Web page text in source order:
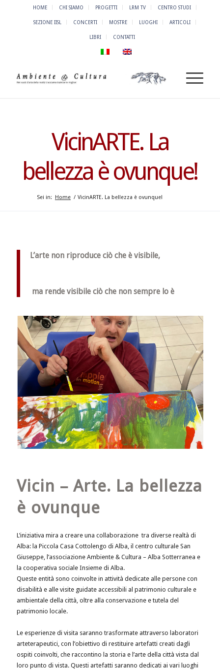
HOME CHI SIAMO PROGETTI LRM TV CENTRO STUDI
SEZIONE IISL CONCERTI MOSTRE LUOGHI ARTICOLI
LIBRI CONTATTI
VicinARTE. La
bellezza è ovunque!
Sei in: Home / VicinARTE. La bellezza è ovunque!
L’arte non riproduce ciò che è visibile,
ma rende visibile ciò che non sempre lo è
Vicin – Arte. La bellezza
è ovunque
L’iniziativa mira a creare una collaborazione tra diverse realtà di
Alba: la Piccola Casa Cottolengo di Alba, il centro culturale San
Giuseppe, l’associazione Ambiente & Cultura – Alba Sotterranea e
la cooperativa sociale Insieme di Alba.
Queste entità sono coinvolte in attività dedicate alle persone con
disabilità e alle visite guidate accessibili al patrimonio culturale e
ambientale della città, oltre alla conservazione e tutela del
patrimonio locale.
Le esperienze di visita saranno trasformate attraverso laboratori
arteterapeutici, con l’obiettivo di restituire artefatti creati dagli
ospiti coinvolti, che raccontino la storia e l’arte della città vista dal
loro punto di vista. Questi artefatti saranno dedicati ai vari luoghi